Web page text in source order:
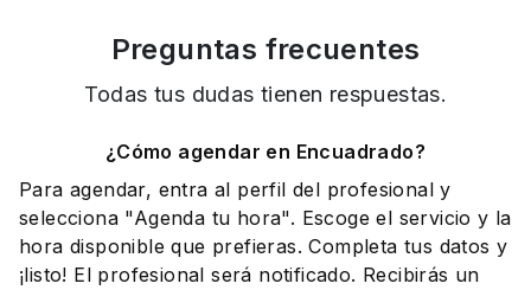
Preguntas frecuentes
Todas tus dudas tienen respuestas.
¿Cómo agendar en Encuadrado?
Para agendar, entra al perfil del profesional y
selecciona "Agenda tu hora". Escoge el servicio y la
hora disponible que prefieras. Completa tus datos y
¡listo! El profesional será notificado. Recibirás un